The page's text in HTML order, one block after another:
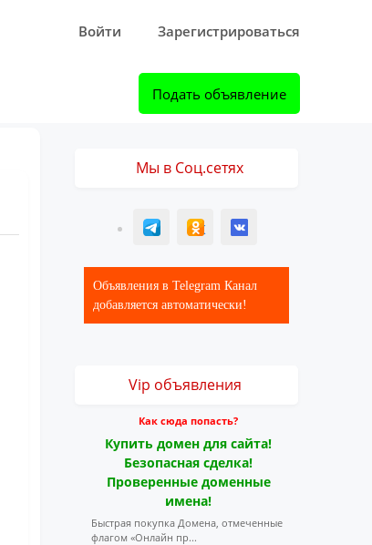
Войти Зарегистрироваться
Подать объявление
Мы в Соц.сетях
T ОК ВК
Объявления в Telegram Канал
добавляется автоматически!
Vip объявления
Как сюда попасть?
Купить домен для сайта!
Безопасная сделка!
Проверенные доменные
имена!
Быстрая покупка Домена, отмеченные
флагом «Онлайн пр...